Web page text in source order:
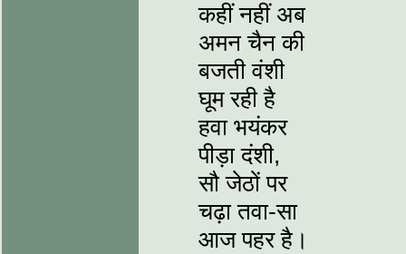
कहीं नहीं अब
अमन चैन की
बजती वंशी
घूम रही है
हवा भयंकर
पीड़ा दंशी,
सौ जेठों पर
चढ़ा तवा-सा
आज पहर है।